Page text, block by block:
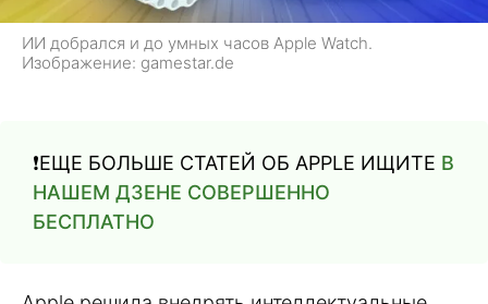
ИИ добрался и до умных часов Apple Watch.
Изображение: gamestar.de
❗️ЕЩЕ БОЛЬШЕ СТАТЕЙ ОБ APPLE ИЩИТЕ В
НАШЕМ ДЗЕНЕ СОВЕРШЕННО
БЕСПЛАТНО